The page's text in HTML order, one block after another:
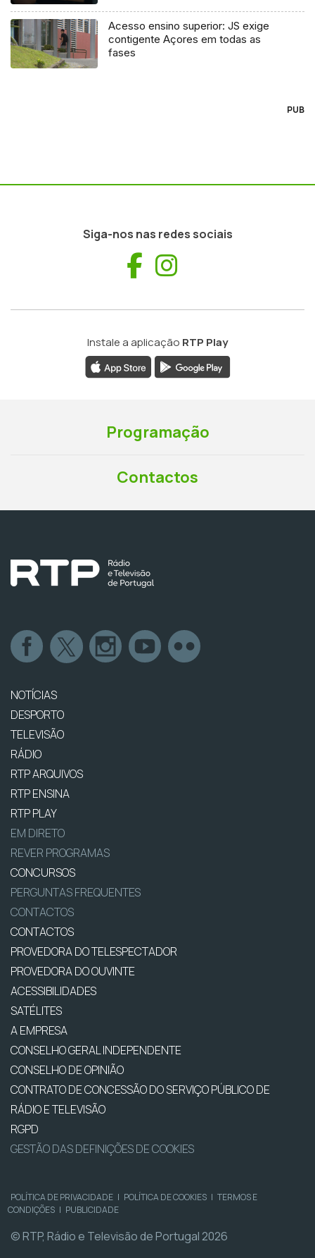
Acesso ensino superior: JS exige
contigente Açores em todas as
fases
PUB
Siga-nos nas redes sociais
Facebook
Instale a aplicação RTP Play
Programação
Contactos
NOTÍCIAS
DESPORTO
TELEVISÃO
RÁDIO
RTP ARQUIVOS
RTP ENSINA
RTP PLAY
EM DIRETO
REVER PROGRAMAS
CONCURSOS
PERGUNTAS FREQUENTES
CONTACTOS
CONTACTOS
PROVEDORA DO TELESPECTADOR
PROVEDORA DO OUVINTE
ACESSIBILIDADES
SATÉLITES
A EMPRESA
CONSELHO GERAL INDEPENDENTE
CONSELHO DE OPINIÃO
CONTRATO DE CONCESSÃO DO SERVIÇO PÚBLICO DE
RÁDIO E TELEVISÃO
RGPD
GESTÃO DAS DEFINIÇÕES DE COOKIES
POLÍTICA DE PRIVACIDADE | POLÍTICA DE COOKIES | TERMOS E
CONDIÇÕES | PUBLICIDADE
© RTP, Rádio e Televisão de Portugal 2026